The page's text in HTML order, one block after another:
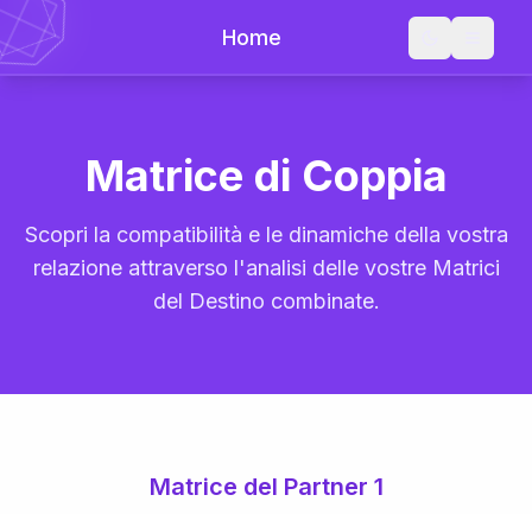
Home
Matrice di Coppia
Scopri la compatibilità e le dinamiche della vostra
relazione attraverso l'analisi delle vostre Matrici
del Destino combinate.
Matrice del Partner 1